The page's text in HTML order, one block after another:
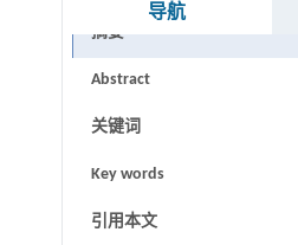
导航
摘要
Abstract
关键词
Key words
引用本文